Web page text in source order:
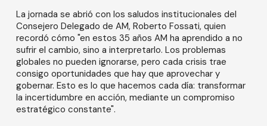
La jornada se abrió con los saludos institucionales del
Consejero Delegado de AM, Roberto Fossati, quien
recordó cómo "en estos 35 años AM ha aprendido a no
sufrir el cambio, sino a interpretarlo. Los problemas
globales no pueden ignorarse, pero cada crisis trae
consigo oportunidades que hay que aprovechar y
gobernar. Esto es lo que hacemos cada día: transformar
la incertidumbre en acción, mediante un compromiso
estratégico constante".